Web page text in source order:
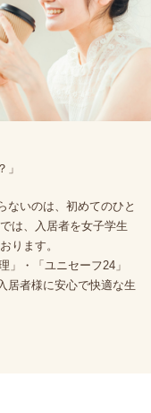
ないのは、初めてのひと
は、入居者を女子学生
ります。
」・「ユニセーフ24」
居者様に安心で快適な生